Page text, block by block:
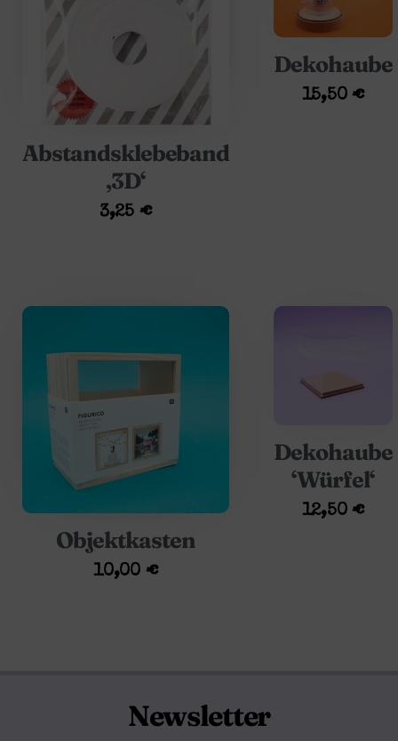
Abstandsklebeband
‚3D‘
3,25 €
Dekohaube
15,50 €
Objektkasten
10,00 €
Dekohaube
‘Würfel‘
12,50 €
Newsletter